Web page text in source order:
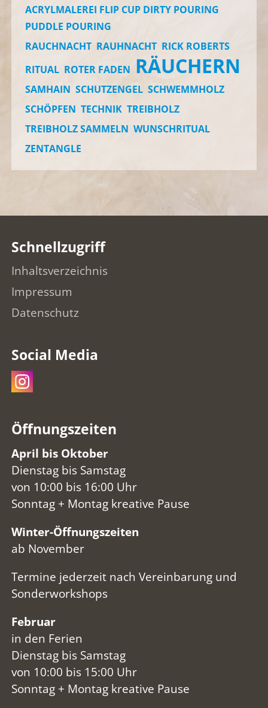
ACRYLMALEREI FLIP CUP DIRTY POURING
PUDDLE POURING
RAUCHNACHT RAUHNACHT RICK ROBERTS
RITUAL ROTER FADEN RÄUCHERN
SAMHAIN SCHUTZENGEL SCHWEMMHOLZ
SCHÖPFEN TECHNIK TREIBHOLZ
TREIBHOLZ SAMMELN WUNSCHRITUAL
ZENTANGLE
Schnellzugriff
Inhaltsverzeichnis
Impressum
Datenschutz
Social Media
Öffnungszeiten
April bis Oktober
Dienstag bis Samstag
von 10:00 bis 16:00 Uhr
Sonntag + Montag kreative Pause
Winter-Öffnungszeiten
ab November
Termine jederzeit nach Vereinbarung und
Sonderworkshops
Februar
in den Ferien
Dienstag bis Samstag
von 10:00 bis 15:00 Uhr
Sonntag + Montag kreative Pause